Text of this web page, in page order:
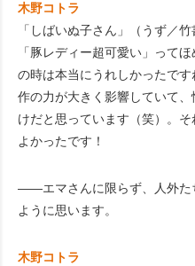
木野コトラ
「しばいぬ子さん」（うず／
「豚レディー超可愛い」って
の時は本当にうれしかったで
作の力が大きく影響していて
けだと思っています（笑）。
よかったです！
――エマさんに限らず、人外た
ように思います。
木野コトラ